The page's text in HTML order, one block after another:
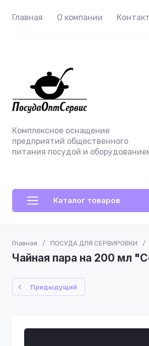
Главная О компании
Комплексное оснащение
предприятий общественного
питания посудой и
Каталог товаров
Главная / ПОСУДА ДЛЯ СЕРВИРОВКИ /
Чайная пара на 200 мл
Предыдущий